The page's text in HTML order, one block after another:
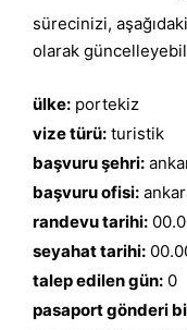
sürecinizi,
olarak
ülke: portekiz
vize türü: turistik
başvuru şehri:
başvuru ofisi:
randevu tarihi:
seyahat tarihi:
talep edilen gün: 0
pasaport gönderi